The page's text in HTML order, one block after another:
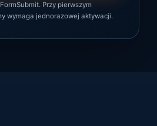
Przy pierwszym
wymaga jednorazowej aktywacji.